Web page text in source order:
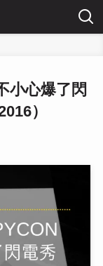
小心爆了閃
）